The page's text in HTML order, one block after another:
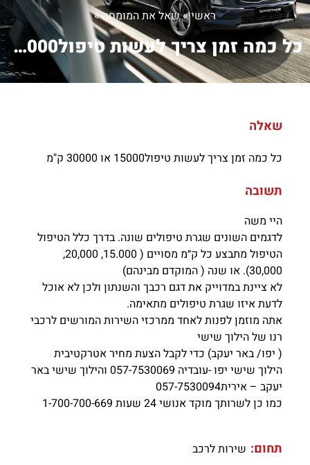
ראשי»שאל את המומחה»
כל כמה זמן צריך לעשות טיפול15000 או 3...
שאלה
כל כמה זמן צריך לעשות טיפול15000 או 30000 ק"מ
תשובה
היי משה
לדגמים השונים שגרת טיפולים שונה. בדרך כלל הטיפול
הטיפול מתבצע כל ק״מ מסויים ( 15.000, 20,000,
30,000). או שנה ( המוקדם מבינהם)
לא ציינת במדוייק את דגם רכבך והשנתון ולכן לא אוכל
לדעת איזו שגרת טיפולים מתאימה.
אתה מוזמן לפנות לאחד ממרכזי השירות המורשים לרכבי
רנו של הילוך שישי
( יפו/ באר יעקב) כדי לקבל הצעת מחיר אטרקטיבית
הילוך שישי יפו -עובדיה 057-7530069 והילוך שישי באר
יעקב – אירית057-7530094
כמו כן לשרותך מוקד אנושי 24 שעות 1-700-700-669
תחום: שירות לרכב